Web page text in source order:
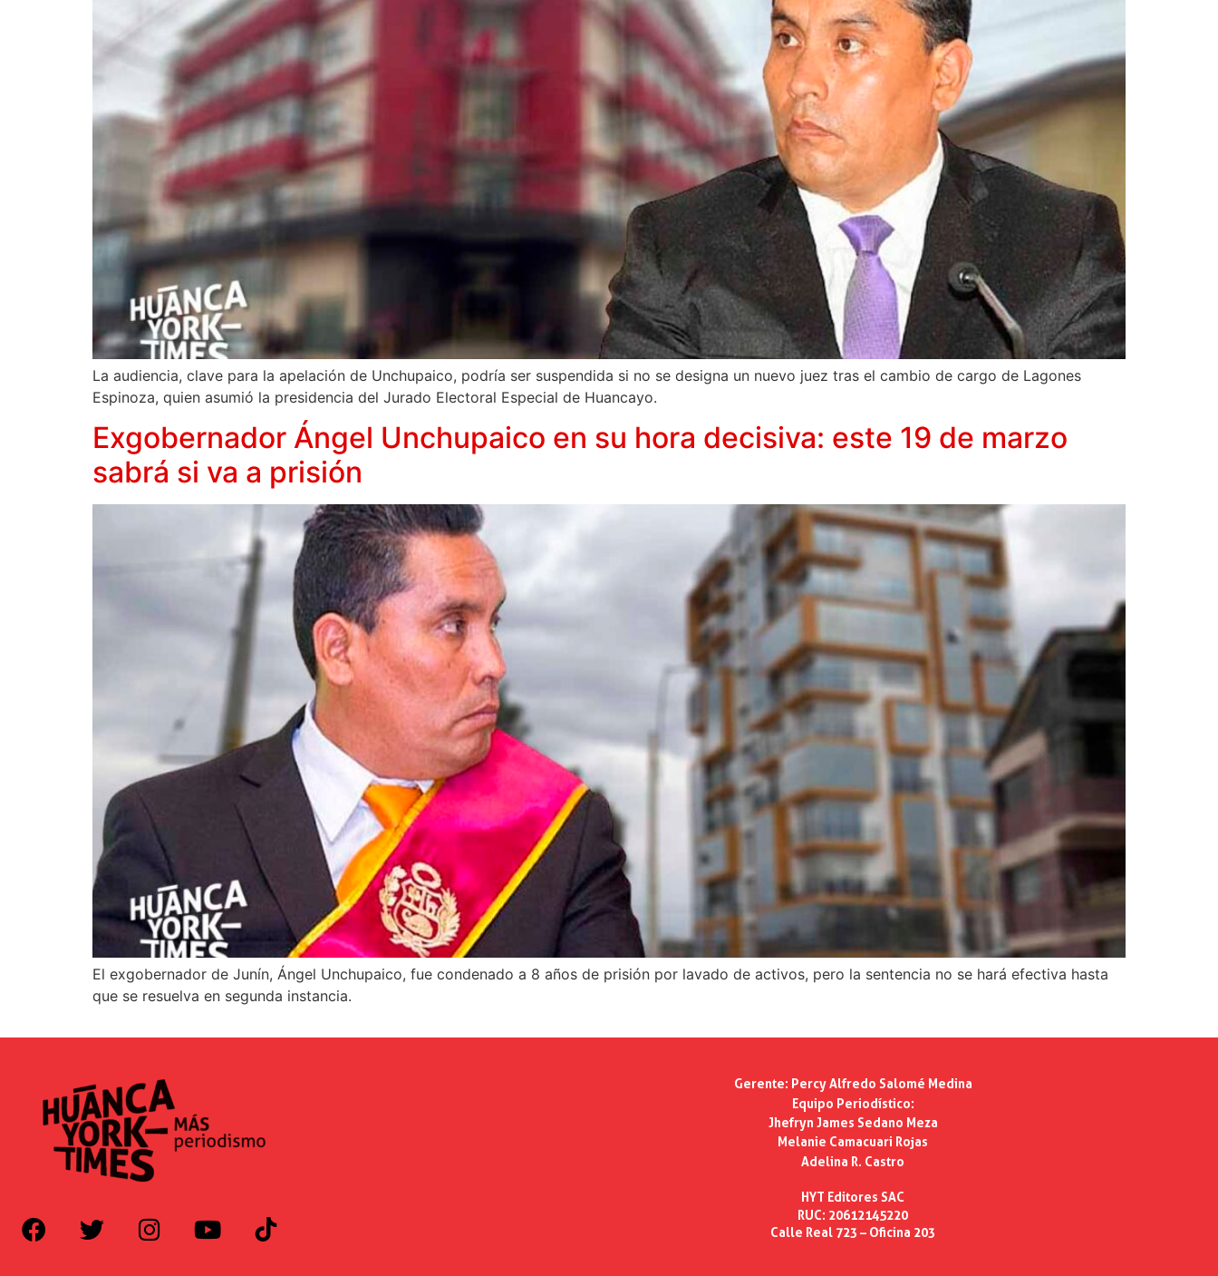
La audiencia, clave para la apelación de Unchupaico, podría ser suspendida si no se designa un nuevo juez tras el cambio de cargo de Lagones
Espinoza, quien asumió la presidencia del Jurado Electoral Especial de Huancayo.
Exgobernador Ángel Unchupaico en su hora decisiva: este 19 de marzo
sabrá si va a prisión
El exgobernador de Junín, Ángel Unchupaico, fue condenado a 8 años de prisión por lavado de activos, pero la sentencia no se hará efectiva hasta
que se resuelva en segunda instancia.
Gerente: Percy Alfredo Salomé Medina
Equipo Periodístico:
Jhefryn James Sedano Meza
Melanie Camacuari Rojas
Adelina R. Castro
HYT Editores SAC
RUC: 20612145220
Calle Real 723 – Oficina 203